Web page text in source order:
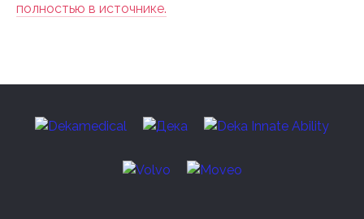
полностью в источнике.